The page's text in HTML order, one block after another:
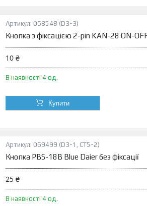
068548 (D3-3)
Кнопка з фіксацією 2-pin KAN-28 ON-
10 ₴
В наявності 4 од.
Купити
069499 (D3-1, СТ5-2)
Кнопка PBS-18B Blue Daier без фіксації
25 ₴
В наявності 4 од.